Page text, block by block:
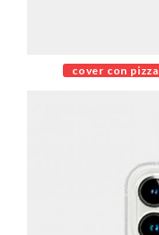
cover con pizza